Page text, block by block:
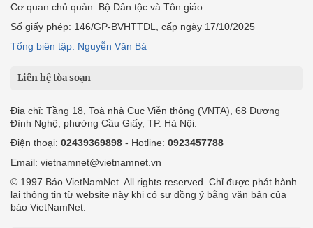
Cơ quan chủ quản: Bộ Dân tộc và Tôn giáo
Số giấy phép: 146/GP-BVHTTDL, cấp ngày 17/10/2025
Tổng biên tập: Nguyễn Văn Bá
Liên hệ tòa soạn
Địa chỉ: Tầng 18, Toà nhà Cục Viễn thông (VNTA), 68 Dương
Đình Nghệ, phường Cầu Giấy, TP. Hà Nội.
Điện thoại: 02439369898 - Hotline: 0923457788
Email: vietnamnet@vietnamnet.vn
© 1997 Báo VietNamNet. All rights reserved. Chỉ được phát hành
lại thông tin từ website này khi có sự đồng ý bằng văn bản của
báo VietNamNet.